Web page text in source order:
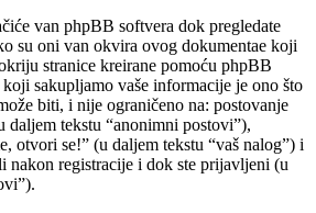
van phpBB softvera dok pregledate
su oni van okvira ovog dokumentae koji
stranice kreirane pomoću phpBB
sakupljamo vaše informacije je ono što
biti, i nije ograničeno na: postovanje
tekstu “anonimni postovi”),
otvori se!” (u daljem tekstu “vaš nalog”) i
nakon registracije i dok ste prijavljeni (u